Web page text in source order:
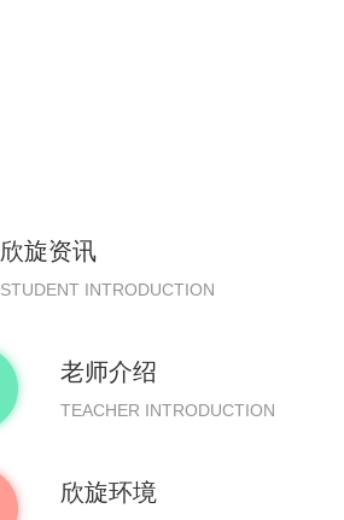
欣旋资讯
STUDENT INTRODUCTION
老师介绍
TEACHER INTRODUCTION
欣旋环境